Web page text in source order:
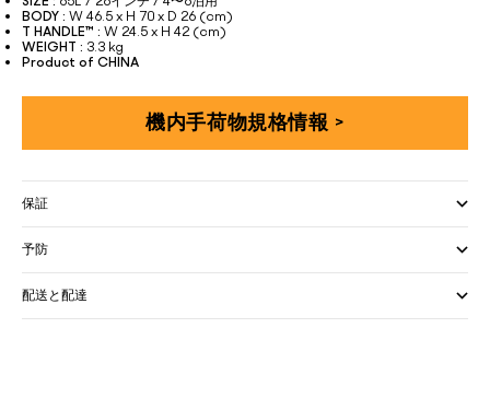
BODY : W 46.5 x H 70 x D 26 (cm)
T HANDLE™ : W 24.5 x H 42 (cm)
WEIGHT : 3.3 kg
Product of CHINA
機内手荷物規格情報 >
保証
予防
配送と配達